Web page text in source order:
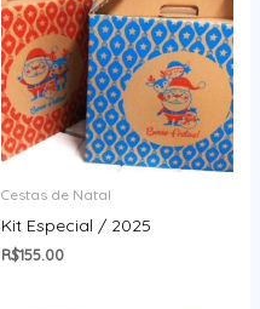
Cestas de Natal
Kit Especial / 2025
R$155.00